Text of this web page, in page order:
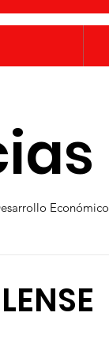
Económico